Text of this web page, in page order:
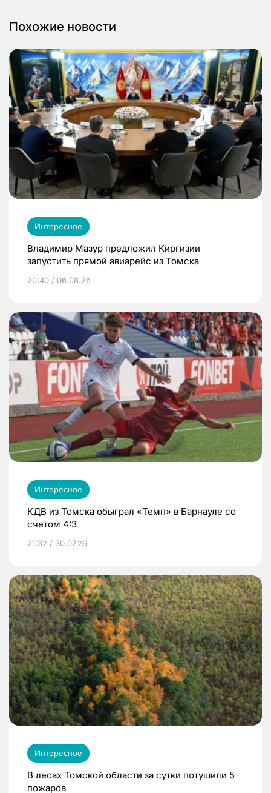
Похожие новости
Интересное
Владимир Мазур предложил Киргизии
запустить прямой авиарейс из Томска
20:40 / 06.08.26
Интересное
КДВ из Томска обыграл «Темп» в Барнауле со
счетом 4:3
21:32 / 30.07.26
Интересное
В лесах Томской области за сутки потушили 5
пожаров